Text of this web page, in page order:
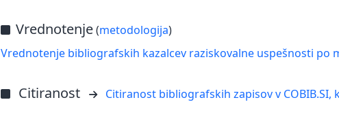
Vrednotenje(metodologija)
Vrednotenje bibliografskih kazalcev raziskovalne uspešnosti po
Citiranost Citiranost bibliografskih zapisov v COBIB.SI,